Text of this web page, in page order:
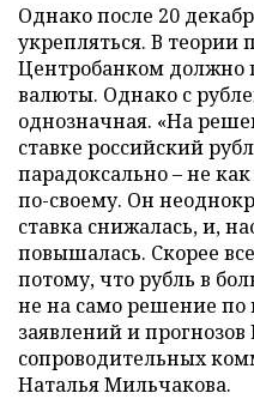
Однако после 20
укрепляться. В
Центробанком должно
валюты. Однако с
однозначная. «На
ставке российский
парадоксально – не
по-своему. Он
ставка снижалась, и,
повышалась. Скорее
потому, что рубль в
не на само решение по
заявлений и
сопроводительных
Наталья Мильчакова.